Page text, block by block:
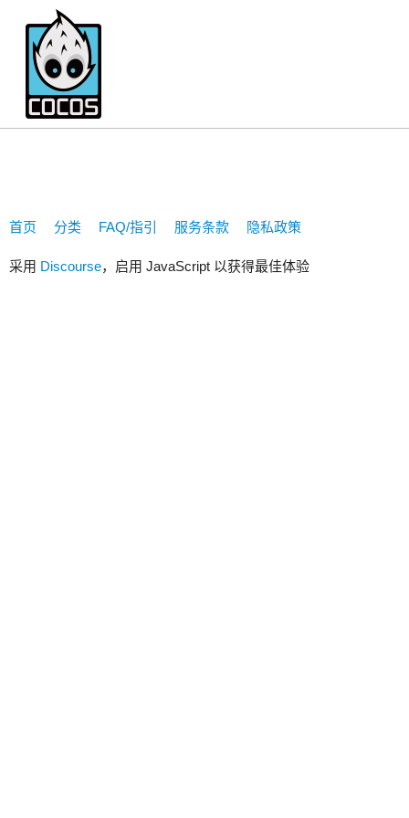
eoe_uou
首页 分类 FAQ/指引 服务条款 隐私政策
采用 Discourse，启用 JavaScript 以获得最佳体验